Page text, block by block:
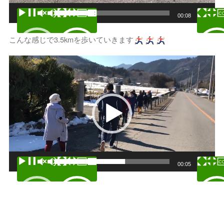
00:00 00:08
こんな感じで3.5kmを歩いていきます
動
画
プ
レー
ヤー
00:00 00:05